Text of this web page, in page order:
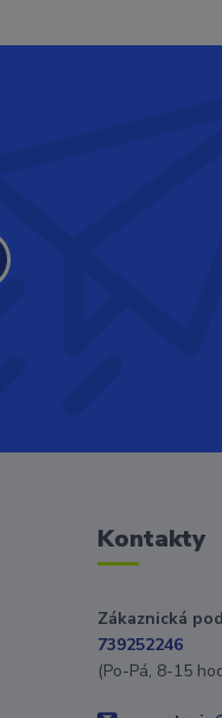
Kontakty
Zákaznická
739252246
(Po-Pá, 8-15